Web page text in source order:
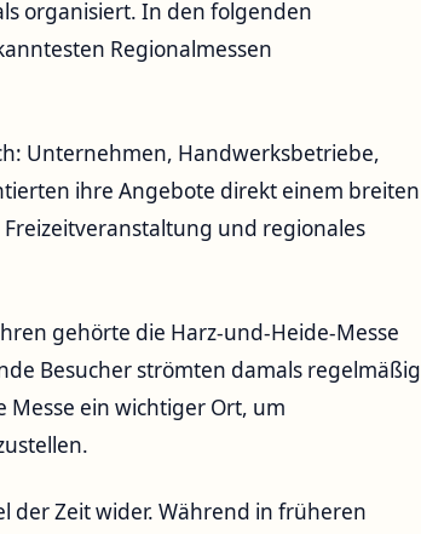
organisiert. In den folgenden
Regionalmessen
Unternehmen, Handwerksbetriebe,
ihre Angebote direkt einem breiten
und regionales
gehörte die Harz-und-Heide-Messe
Besucher strömten damals regelmäßig
Messe ein wichtiger Ort, um
der Zeit wider. Während in früheren